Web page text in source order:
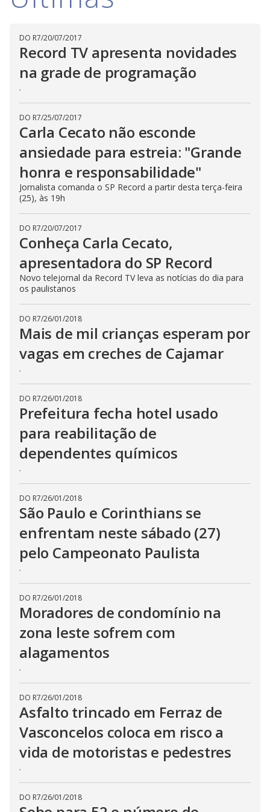
d
e
o
DO R7/20/07/2017
Record TV apresenta novidades
na grade de programação
.
DO R7/25/07/2017
Carla Cecato não esconde
ansiedade para estreia: "Grande
honra e responsabilidade"
Jornalista comanda o SP Record a partir desta terça-feira
(25), às 19h
DO R7/20/07/2017
Conheça Carla Cecato,
apresentadora do SP Record
Novo telejornal da Record TV leva as notícias do dia para
os paulistanos
DO R7/26/01/2018
Mais de mil crianças esperam por
vagas em creches de Cajamar
.
DO R7/26/01/2018
Prefeitura fecha hotel usado
para reabilitação de
dependentes químicos
.
DO R7/26/01/2018
São Paulo e Corinthians se
enfrentam neste sábado (27)
pelo Campeonato Paulista
.
DO R7/26/01/2018
Moradores de condomínio na
zona leste sofrem com
alagamentos
.
DO R7/26/01/2018
Asfalto trincado em Ferraz de
Vasconcelos coloca em risco a
vida de motoristas e pedestres
.
DO R7/26/01/2018